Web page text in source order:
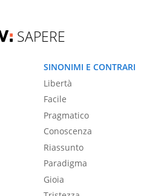
SAPERE
SINONIMI E CONTRARI
Libertà
Facile
Pragmatico
Conoscenza
Riassunto
Paradigma
Gioia